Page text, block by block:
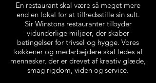
En restaurant skal være så meget mere
end en lokal for at tilfredsstille sin sult.
Sir Winstons restauranter tilbyder
vidunderlige miljøer, der skaber
betingelser for trivsel og hygge. Vores
køkkener og medarbejdere skal ledes af
mennesker, der er drevet af kreativ glæde,
smag rigdom, viden og service.